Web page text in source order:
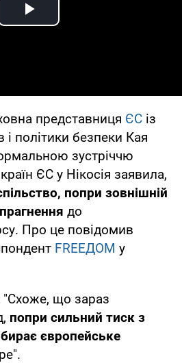
Play Video
представниця ЄС із
політики безпеки Кая
зустріччю
ЄС у Нікосія заявила,
попри зовнішній
до
Про це повідомив
FREEДOM у
"Схоже, що зараз
попри сильний тиск з
європейське